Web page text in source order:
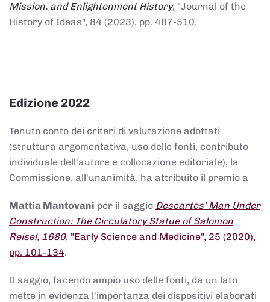
Mission, and Enlightenment History, "Journal of the
History of Ideas", 84 (2023), pp. 487-510.
Edizione 2022
Tenuto conto dei criteri di valutazione adottati
(struttura argomentativa, uso delle fonti, contributo
individuale dell'autore e collocazione editoriale), la
Commissione, all'unanimità, ha attribuito il premio a
Mattia Mantovani per il saggio Descartes' Man Under
Construction: The Circulatory Statue of Salomon
Reisel, 1680, "Early Science and Medicine", 25 (2020),
pp. 101-134.
Il saggio, facendo ampio uso delle fonti, da un lato
mette in evidenza l'importanza dei dispositivi elaborati